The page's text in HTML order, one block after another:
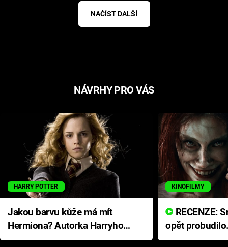
NAČÍST DALŠÍ
NÁVRHY PRO VÁS
HARRY POTTER
Jakou barvu kůže má mít
Hermiona? Autorka Harryho
Pottera přišla s ráznou
KINOFILMY
opět
přichází s